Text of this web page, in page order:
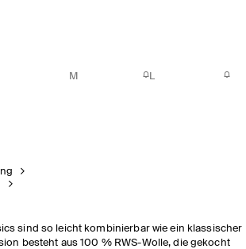
M L
sind so leicht kombinierbar wie ein klassischer
besteht aus 100 % RWS-Wolle, die gekocht